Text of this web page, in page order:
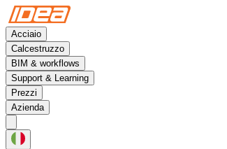
Acciaio
Calcestruzzo
BIM & workflows
Support & Learning
Prezzi
Azienda